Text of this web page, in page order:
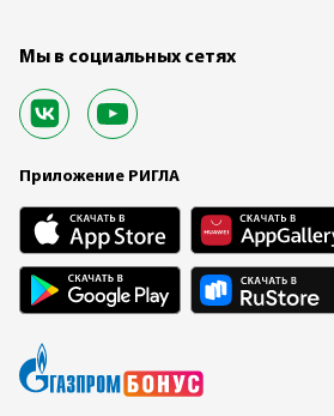
Мы в социальных сетях
Приложение РИГЛА